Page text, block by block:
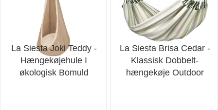
La Siesta Joki Teddy -
Hængekøjehule I
økologisk Bomuld
La Siesta Brisa Cedar -
Klassisk Dobbelt-
hængekøje Outdoor